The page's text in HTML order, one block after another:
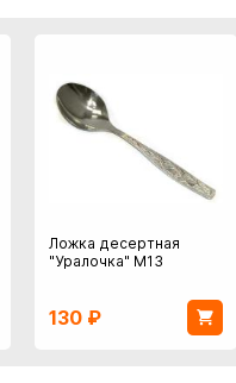
Ложка десертная
"Уралочка" М13
130 ₽